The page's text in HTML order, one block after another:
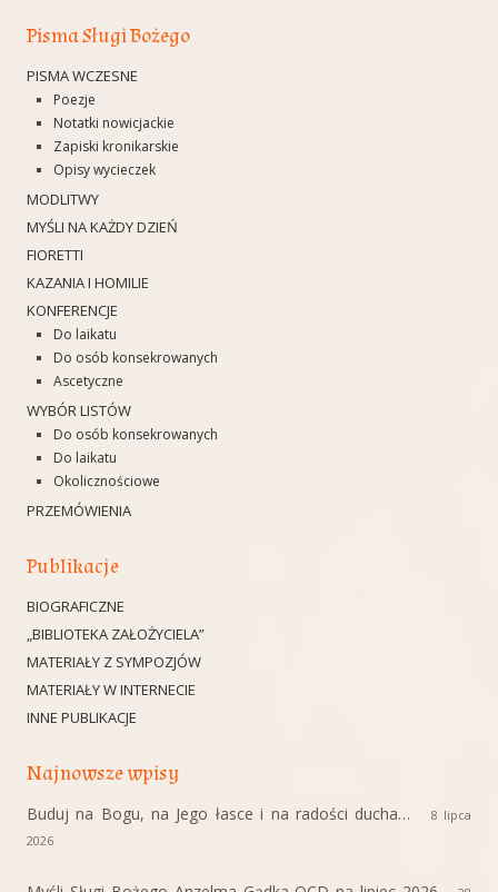
Pisma Sługi Bożego
PISMA WCZESNE
Poezje
Notatki nowicjackie
Zapiski kronikarskie
Opisy wycieczek
MODLITWY
MYŚLI NA KAŻDY DZIEŃ
FIORETTI
KAZANIA I HOMILIE
KONFERENCJE
Do laikatu
Do osób konsekrowanych
Ascetyczne
WYBÓR LISTÓW
Do osób konsekrowanych
Do laikatu
Okolicznościowe
PRZEMÓWIENIA
Publikacje
BIOGRAFICZNE
„BIBLIOTEKA ZAŁOŻYCIELA”
MATERIAŁY Z SYMPOZJÓW
MATERIAŁY W INTERNECIE
INNE PUBLIKACJE
Najnowsze wpisy
Buduj na Bogu, na Jego łasce i na radości ducha…
8 lipca
2026